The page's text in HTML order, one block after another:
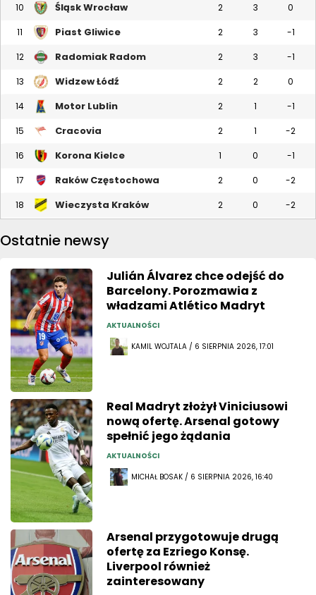
10 Śląsk Wrocław 2 3 0
11 Piast Gliwice 2 3 -1
12 Radomiak Radom 2 3 -1
13 Widzew Łódź 2 2 0
14 Motor Lublin 2 1 -1
15 Cracovia 2 1 -2
16 Korona Kielce 1 0 -1
17 Raków Częstochowa 2 0 -2
18 Wieczysta Kraków 2 0 -2
Ostatnie newsy
Julián Álvarez chce odejść do
Barcelony. Porozmawia z
władzami Atlético Madryt
AKTUALNOŚCI
KAMIL WOJTALA / 6 SIERPNIA 2026, 17:01
Real Madryt złożył Viniciusowi
nową ofertę. Arsenal gotowy
spełnić jego żądania
AKTUALNOŚCI
MICHAŁ BOSAK / 6 SIERPNIA 2026, 16:40
Arsenal przygotowuje drugą
ofertę za Ezriego Konsę.
Liverpool również
zainteresowany